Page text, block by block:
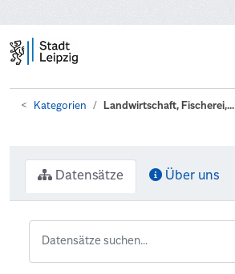
Kategorien Landwirtschaft, Fischerei,...
Datensätze Über uns